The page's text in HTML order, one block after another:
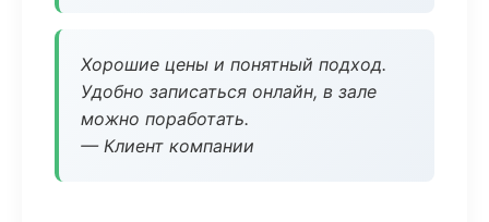
Хорошие цены и понятный подход.
Удобно записаться онлайн, в зале
можно поработать.
— Клиент компании